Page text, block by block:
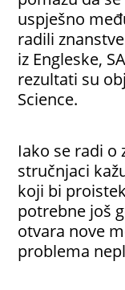
uspješno
radili
iz Engleske,
rezultati su
Science.
Iako se radi o
stručnjaci
koji bi
potrebne još
otvara nove
problema